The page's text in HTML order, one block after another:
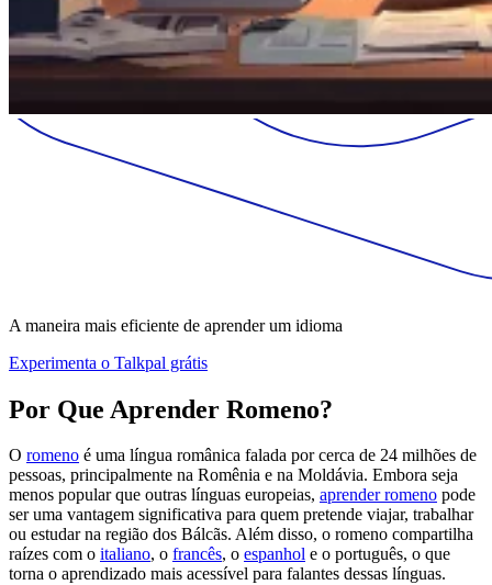
A maneira mais eficiente de aprender um idioma
Experimenta o Talkpal grátis
Por Que Aprender Romeno?
O romeno é uma língua românica falada por cerca de 24 milhões de
pessoas, principalmente na Romênia e na Moldávia. Embora seja
menos popular que outras línguas europeias, aprender romeno pode
ser uma vantagem significativa para quem pretende viajar, trabalhar
ou estudar na região dos Bálcãs. Além disso, o romeno compartilha
raízes com o italiano, o francês, o espanhol e o português, o que
torna o aprendizado mais acessível para falantes dessas línguas.